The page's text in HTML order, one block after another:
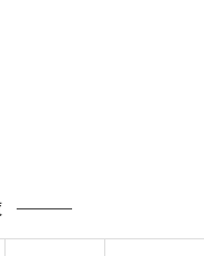
学校側もより厳し
しれません。保護